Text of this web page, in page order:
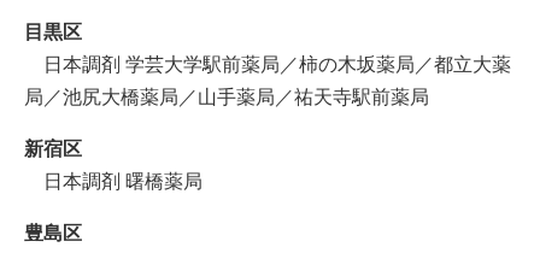
目黒区
日本調剤 学芸大学駅前薬局／柿の木坂薬局／都立大薬
局／池尻大橋薬局／山手薬局／祐天寺駅前薬局
新宿区
日本調剤 曙橋薬局
豊島区